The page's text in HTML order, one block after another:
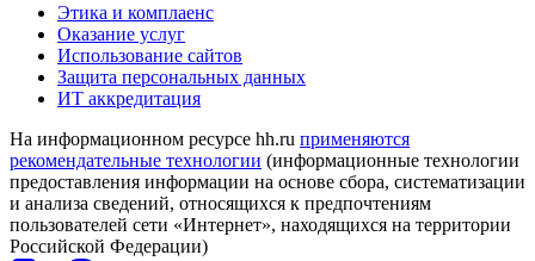
Этика и комплаенс
Оказание услуг
Использование сайтов
Защита персональных данных
ИТ аккредитация
На информационном ресурсе hh.ru применяются
рекомендательные технологии (информационные технологии
предоставления информации на основе сбора, систематизации
и анализа сведений, относящихся к предпочтениям
пользователей сети «Интернет», находящихся на территории
Российской Федерации)